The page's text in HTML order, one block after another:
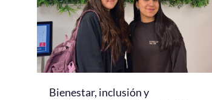
Bienestar, inclusión y